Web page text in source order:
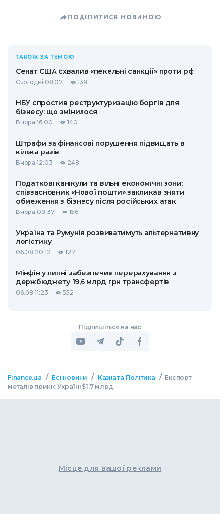
ПОДІЛИТИСЯ НОВИНОЮ
ТАКОЖ ЗА ТЕМОЮ
Сенат США схвалив «пекельні санкції» проти рф
Сьогодні 08:07 138
НБУ спростив реструктуризацію боргів для
бізнесу: що змінилося
Вчора 16:00 140
Штрафи за фінансові порушення підвищать в
кілька разів
Вчора 12:03 248
Податкові канікули та вільні економічні зони:
співзасновник «Нової пошти» закликав зняти
обмеження з бізнесу після російських атак
Вчора 08:37 156
Україна та Румунія розвиватимуть альтернативну
логістику
06.08 20:12 127
Мінфін у липні забезпечив перерахування з
держбюджету 19,6 млрд грн трансфертів
06.08 11:23 552
Підпишіться на нас
Finance.ua / Всі новини / Казна та Політика / Експорт
металів приніс Україні $1,7 млрд
Місце для вашої реклами